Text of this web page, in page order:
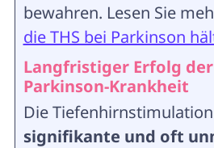
bewahren. Lesen Sie
die THS bei Parkinson
Langfristiger Erfolg der
Parkinson-Krankheit
Die
signifikante und oft